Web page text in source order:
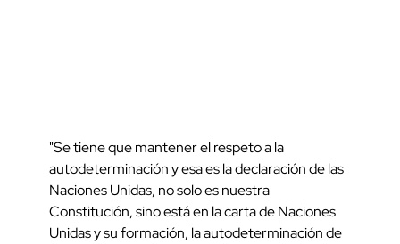
"Se tiene que mantener el respeto a la
autodeterminación y esa es la declaración de las
Naciones Unidas, no solo es nuestra
Constitución, sino está en la carta de Naciones
Unidas y su formación, la autodeterminación de